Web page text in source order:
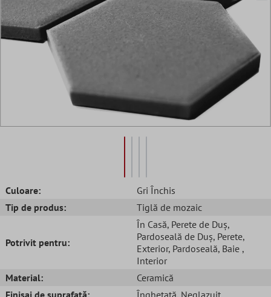
Culoare:
Gri Închis
Tip de produs:
Tiglă de mozaic
Potrivit pentru:
În Casă, Perete de Duș,
Pardoseală de Duș, Perete,
Exterior, Pardoseală, Baie ,
Interior
Material:
Ceramică
Finisaj de suprafață:
Înghețată, Neglazuit